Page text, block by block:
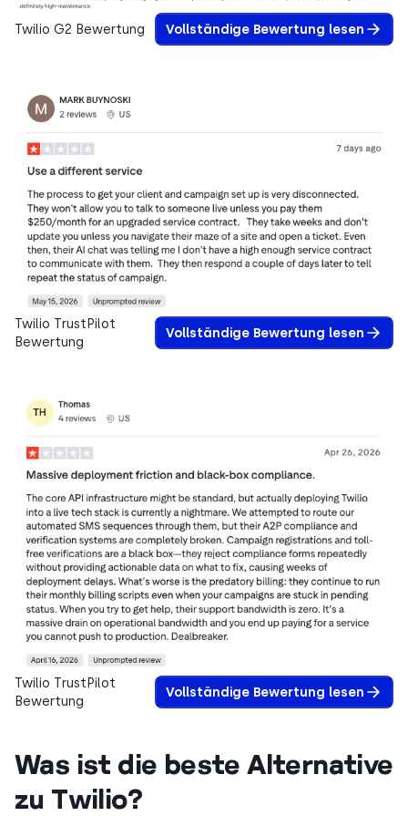
Twilio G2 Bewertung Vollständige Bewertung lesen
Twilio TrustPilot
Bewertung
Vollständige Bewertung lesen
Twilio TrustPilot
Bewertung
Vollständige Bewertung lesen
Was ist die beste Alternative
zu Twilio?